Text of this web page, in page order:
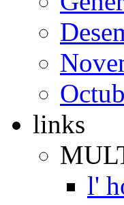
links
l'